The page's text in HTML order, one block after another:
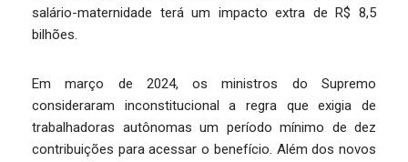
salário-maternidade terá um impacto extra de R$ 8,5
bilhões.
Em março de 2024, os ministros do Supremo
consideraram inconstitucional a regra que exigia de
trabalhadoras autônomas um período mínimo de dez
contribuições para acessar o benefício. Além dos novos